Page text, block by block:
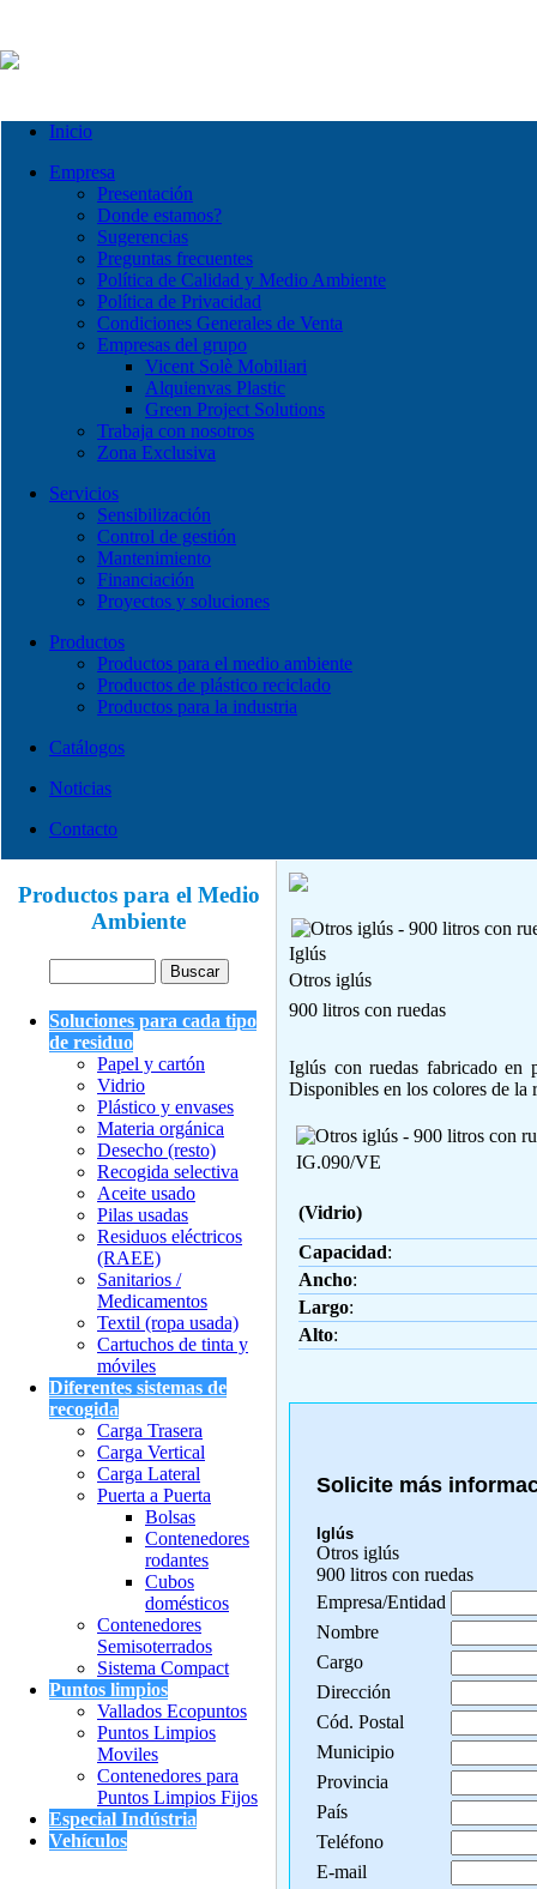
Inicio
Empresa
Presentación
Donde estamos?
Sugerencias
Preguntas frecuentes
Política de Calidad y Medio Ambiente
Política de Privacidad
Condiciones Generales de Venta
Empresas del grupo
Vicent Solè Mobiliari
Alquienvas Plastic
Green Project Solutions
Trabaja con nosotros
Zona Exclusiva
Servicios
Sensibilización
Control de gestión
Mantenimiento
Financiación
Proyectos y soluciones
Productos
Productos para el medio ambiente
Productos de plástico reciclado
Productos para la industria
Catálogos
Noticias
Contacto
Productos para el Medio
Ambiente
Soluciones para cada tipo
de residuo
Papel y cartón
Vidrio
Plástico y envases
Materia orgánica
Desecho (resto)
Recogida selectiva
Aceite usado
Pilas usadas
Residuos eléctricos
(RAEE)
Sanitarios /
Medicamentos
Textil (ropa usada)
Cartuchos de tinta y
móviles
Diferentes sistemas de
recogida
Carga Trasera
Carga Vertical
Carga Lateral
Puerta a Puerta
Bolsas
Contenedores
rodantes
Cubos
domésticos
Contenedores
Semisoterrados
Sistema Compact
Puntos limpios
Vallados Ecopuntos
Puntos Limpios
Moviles
Contenedores para
Puntos Limpios Fijos
Especial Indústria
Vehículos
Iglús
Otros iglús
900 litros con ruedas
Iglús con ruedas fabricado en
Disponibles en los colores de la
IG.090/VE
(Vidrio)
Capacidad:
Ancho:
Largo:
Alto:
Solicite más
Iglús
Otros iglús
900 litros con ruedas
Empresa/Entidad
Nombre
Cargo
Dirección
Cód. Postal
Municipio
Provincia
País
Teléfono
E-mail